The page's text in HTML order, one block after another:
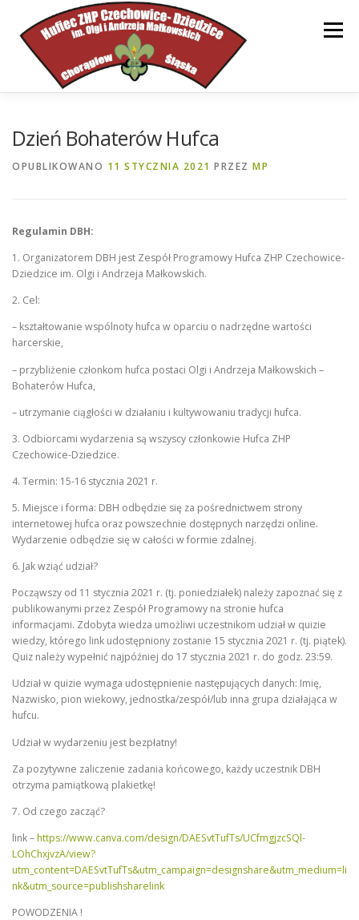
treści
Menu
Dzień Bohaterów Hufca
OPUBLIKOWANO 11 STYCZNIA 2021 PRZEZ MP
Regulamin DBH:
1. Organizatorem DBH jest Zespół Programowy Hufca ZHP Czechowice-
Dziedzice im. Olgi i Andrzeja Małkowskich.
2. Cel:
– kształtowanie wspólnoty hufca w oparciu o nadrzędne wartości
harcerskie,
– przybliżenie członkom hufca postaci Olgi i Andrzeja Małkowskich –
Bohaterów Hufca,
– utrzymanie ciągłości w działaniu i kultywowaniu tradycji hufca.
3. Odbiorcami wydarzenia są wszyscy członkowie Hufca ZHP
Czechowice-Dziedzice.
4. Termin: 15-16 stycznia 2021 r.
5. Miejsce i forma: DBH odbędzie się za pośrednictwem strony
internetowej hufca oraz powszechnie dostępnych narzędzi online.
Wydarzenie odbędzie się w całości w formie zdalnej.
6. Jak wziąć udział?
Począwszy od 11 stycznia 2021 r. (tj. poniedziałek) należy zapoznać się z
publikowanymi przez Zespół Programowy na stronie hufca
informacjami. Zdobyta wiedza umożliwi uczestnikom udział w quizie
wiedzy, którego link udostępniony zostanie 15 stycznia 2021 r. (tj. piątek).
Quiz należy wypełnić najpóźniej do 17 stycznia 2021 r. do godz. 23:59.
Udział w quizie wymaga udostępnienie następujących danych: Imię,
Nazwisko, pion wiekowy, jednostka/zespół/lub inna grupa działająca w
hufcu.
Udział w wydarzeniu jest bezpłatny!
Za pozytywne zaliczenie zadania końcowego, każdy uczestnik DBH
otrzyma pamiątkową plakietkę!
7. Od czego zacząć?
link –https://www.canva.com/design/DAESvtTufTs/UCfmgjzcSQl-
LOhChxjvzA/view?
utm_content=DAESvtTufTs&utm_campaign=designshare&utm_medium=li
nk&utm_source=publishsharelink
POWODZENIA !